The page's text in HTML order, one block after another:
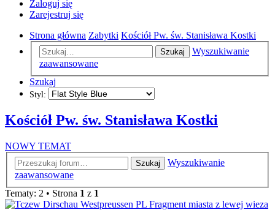
Zaloguj się
Zarejestruj się
Strona główna Zabytki Kościół Pw. św. Stanisława Kostki
Szukaj
Wyszukiwanie
zaawansowane
Szukaj
Styl:
Kościół Pw. św. Stanisława Kostki
NOWY TEMAT
Szukaj
Wyszukiwanie
zaawansowane
Tematy: 2 • Strona 1 z 1